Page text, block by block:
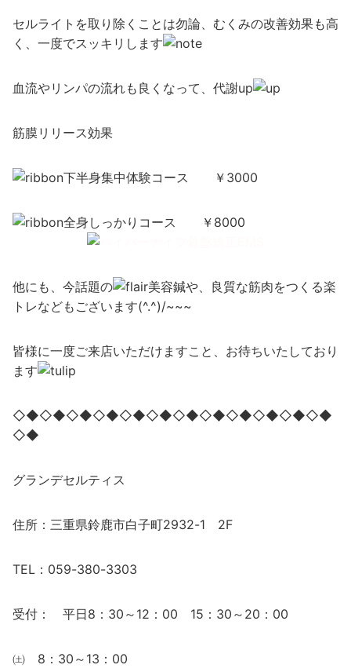
セルライトを取り除くことは勿論、むくみの改善効果も高
く、一度でスッキリします
血流やリンパの流れも良くなって、代謝up
筋膜リリース効果
下半身集中体験コース ￥3000
全身しっかりコース ￥8000
他にも、今話題の
美容鍼や、良質な筋肉をつくる楽
トレなどもございます(^.^)/~~~
皆様に一度ご来店いただけますこと、お待ちいたしており
ます
◇◆◇◆◇◆◇◆◇◆◇◆◇◆◇◆◇◆◇◆◇◆◇◆
◇◆
グランデセルティス
住所：三重県鈴鹿市白子町2932-1 2F
TEL：059-380-3303
受付： 平日8：30～12：00 15：30～20：00
㈯ 8：30～13：00